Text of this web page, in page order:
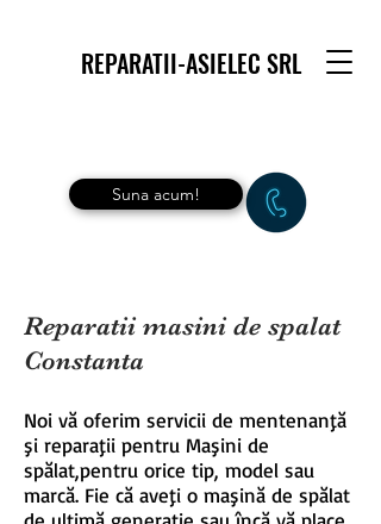
REPARATII-ASIELEC SRL
Suna acum!
Reparatii masini de spalat
Constanta
Noi vă oferim servicii de mentenanţă
şi reparaţii pentru Maşini de
spălat,pentru orice tip, model sau
marcă. Fie că aveţi o maşină de spălat